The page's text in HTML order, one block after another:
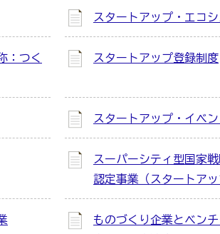
スタートアップ・エコ
：つく
スタートアップ登録制度
スタートアップ・イベン
スーパーシティ型国家
認定事業（スタートアッ
ものづくり企業とベン